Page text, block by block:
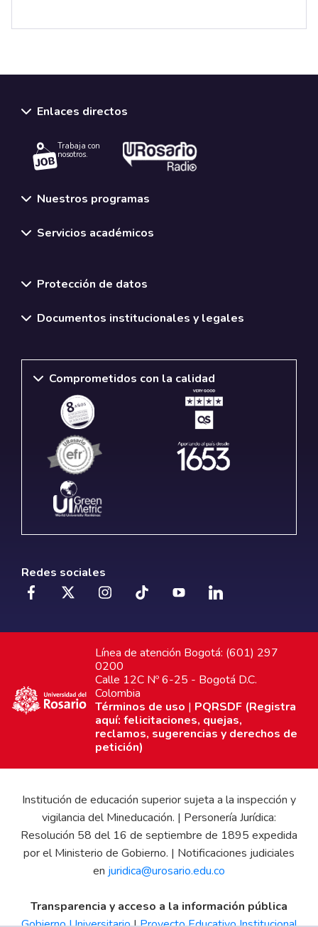
Enlaces directos
Trabaja con
nosotros.
Nuestros programas
Servicios académicos
Protección de datos
Documentos institucionales y legales
Comprometidos con la calidad
Redes sociales
Línea de atención Bogotá: (601) 297
0200
Calle 12C Nº 6-25 - Bogotá D.C.
Colombia
Términos de uso | PQRSDF (Registra
aquí: felicitaciones, quejas,
reclamos, sugerencias y derechos de
petición)
Institución de educación superior sujeta a la inspección y
vigilancia del Mineducación. | Personería Jurídica:
Resolución 58 del 16 de septiembre de 1895 expedida
por el Ministerio de Gobierno. | Notificaciones judiciales
en juridica@urosario.edu.co
Transparencia y acceso a la información pública